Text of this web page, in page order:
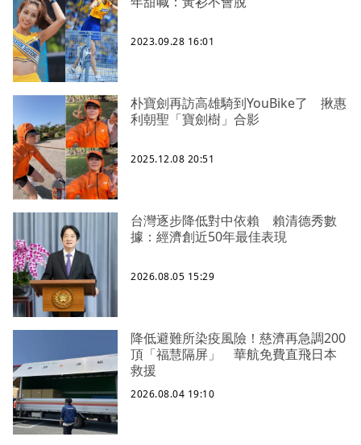
2023.09.28 16:01
朴寶劍再訪高雄騎到YouBike了 揪惠
利朝聖「寶劍樹」合影
2025.12.08 20:51
台灣逐步降低對中依賴 賴清德秀數
據：經濟創近50年最佳表現
2026.08.05 15:29
降低避難所染疫風險！慈濟再急調200
頂「福慧隔屏」 華航免費直飛日本
救援
2026.08.04 19:10